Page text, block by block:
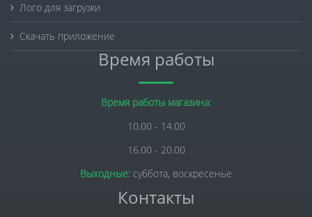
Лого для загрузки
Скачать приложение
Время работы
Время работы магазина:
10.00 - 14.00
16.00 - 20.00
Выходные: суббота, воскресенье
Контакты